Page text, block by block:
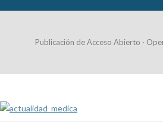
Publicación de Acceso Abierto ·